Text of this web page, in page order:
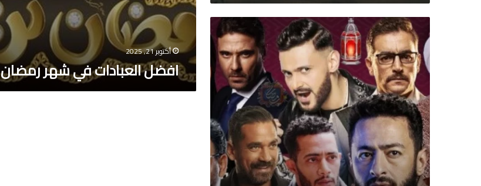
أكتوبر 21, 2025
افضل العبادات في شهر رمضان
افضل
مسلسلات
رمضان
2023